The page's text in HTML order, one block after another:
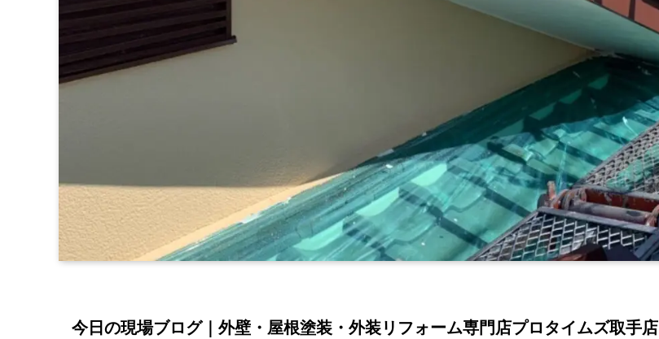
今日の現場ブログ｜外壁・屋根塗装・外装リフォーム専門店プロタイムズ取手店